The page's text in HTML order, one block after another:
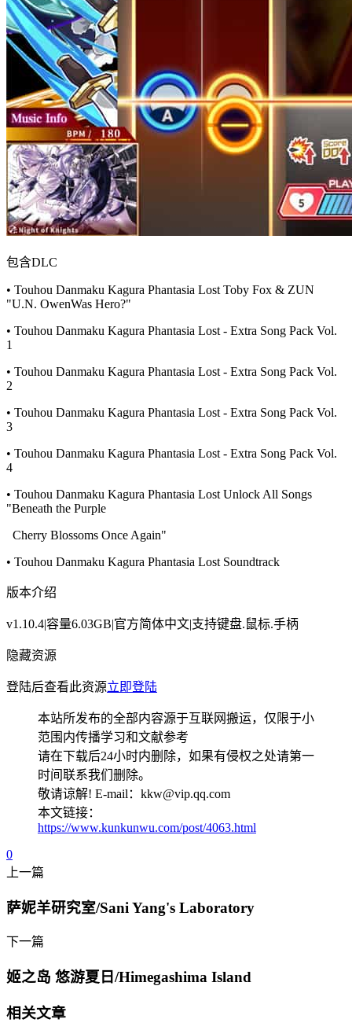
包含DLC
• Touhou Danmaku Kagura Phantasia Lost Toby Fox & ZUN
"U.N. OwenWas Hero?"
• Touhou Danmaku Kagura Phantasia Lost - Extra Song Pack Vol.
1
• Touhou Danmaku Kagura Phantasia Lost - Extra Song Pack Vol.
2
• Touhou Danmaku Kagura Phantasia Lost - Extra Song Pack Vol.
3
• Touhou Danmaku Kagura Phantasia Lost - Extra Song Pack Vol.
4
• Touhou Danmaku Kagura Phantasia Lost Unlock All Songs
"Beneath the Purple
Cherry Blossoms Once Again"
• Touhou Danmaku Kagura Phantasia Lost Soundtrack
版本介绍
v1.10.4|容量6.03GB|官方简体中文|支持键盘.鼠标.手柄
隐藏资源
登陆后查看此资源立即登陆
本站所发布的全部内容源于互联网搬运，仅限于小
范围内传播学习和文献参考
请在下载后24小时内删除，如果有侵权之处请第一
时间联系我们删除。
敬请谅解! E-mail：kkw@vip.qq.com
本文链接：
https://www.kunkunwu.com/post/4063.html
0
上一篇
萨妮羊研究室/Sani Yang's Laboratory
下一篇
姬之岛 悠游夏日/Himegashima Island
相关文章